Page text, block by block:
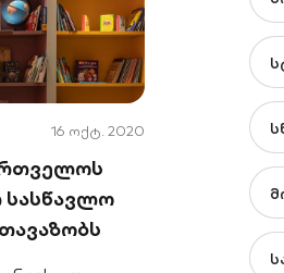
16 ოქტ. 2020
სასწავლო
სთავაზობს